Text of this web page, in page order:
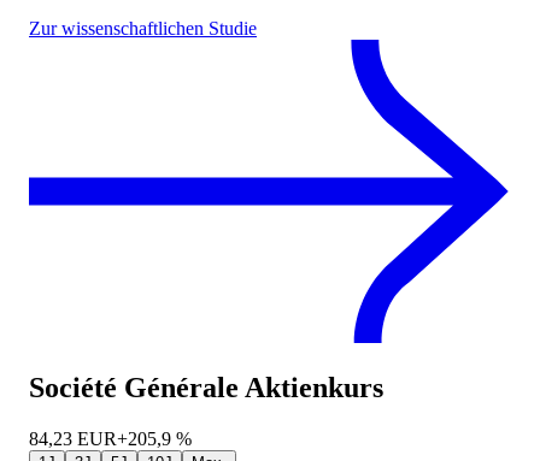
Zur wissenschaftlichen Studie
Société Générale Aktienkurs
84,23 EUR+205,9 %